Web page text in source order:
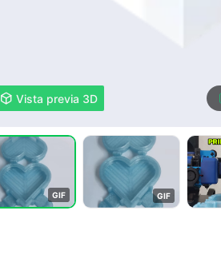
 Vista previa 3D
GIF GIF